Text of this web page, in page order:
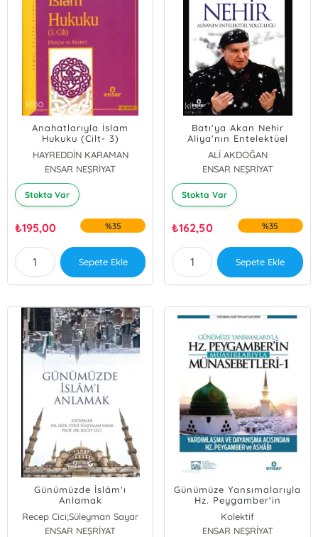
Anahatlarıyla İslam
Hukuku (Cilt- 3)
HAYREDDİN KARAMAN
ENSAR NEŞRİYAT
Stokta Var
₺195,00 %35
Sepete Ekle
Batı'ya Akan Nehir
Aliya'nın Entelektüel
Yolculuğu
ALİ AKDOĞAN
ENSAR NEŞRİYAT
Stokta Var
₺162,50 %35
Sepete Ekle
Günümüzde İslâm'ı
Anlamak
Recep Cici;Süleyman Sayar
ENSAR NEŞRİYAT
Günümüze Yansımalarıyla
Hz. Peygamber'in
Muasırlarıyla
Münasebetleri - 1
Kolektif
ENSAR NEŞRİYAT